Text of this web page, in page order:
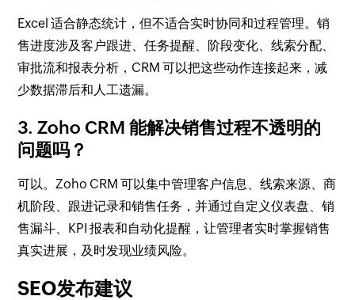
Excel 适合静态统计，但不适合实时协同和过程管理。销
售进度涉及客户跟进、任务提醒、阶段变化、线索分配、
审批流和报表分析，CRM 可以把这些动作连接起来，减
少数据滞后和人工遗漏。
3. Zoho CRM 能解决销售过程不透明的
问题吗？
可以。Zoho CRM 可以集中管理客户信息、线索来源、商
机阶段、跟进记录和销售任务，并通过自定义仪表盘、销
售漏斗、KPI 报表和自动化提醒，让管理者实时掌握销售
真实进展，及时发现业绩风险。
SEO发布建议